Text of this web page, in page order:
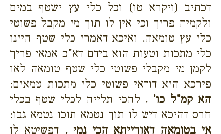
דכתיב (ויקרא טו) וכל כלי עץ ישטף במים
ולקמיה פריך וכי אין לו תוך מי מקבל פשוטי
כלי עץ טומאה. ואיכא דאמרי כלי שטף היינו
כלי מתכות וטעות הוא בידם דא"כ אמאי פריך
לקמן מי מקבלי פשוטי כלי שטף טומאה לאו
פירכא היא דודאי פשוטי כלי מתכות טמאים:
הא קמ"ל כו' . להכי תלייה לכלי שטף בכלי
חרס דהיכא דיש לו תוך נטמא תוכו נטמא גבו:
אי בטומאה דאורייתא הכי נמי . דפשיטא לן